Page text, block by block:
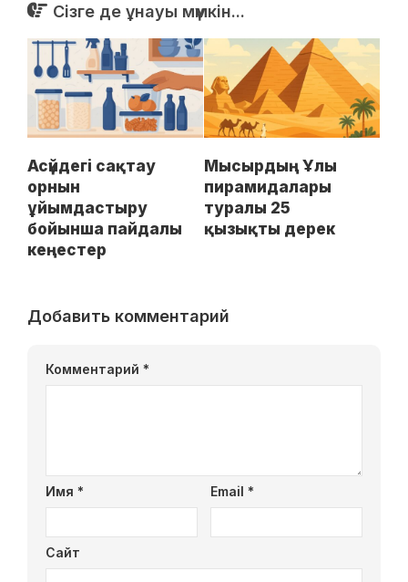
Сізге де ұнауы мүмкін...
Асүйдегі сақтау
орнын
ұйымдастыру
бойынша пайдалы
кеңестер
Мысырдың Ұлы
пирамидалары
туралы 25
қызықты дерек
Добавить комментарий
Комментарий *
Имя * Email *
Сайт